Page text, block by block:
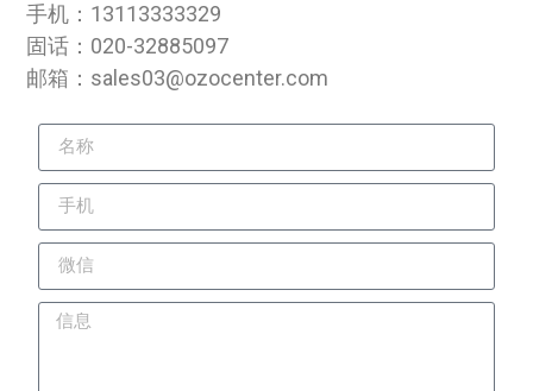
手机：13113333329
固话：020-32885097
邮箱：sales03@ozocenter.com